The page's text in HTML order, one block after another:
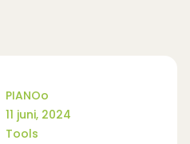
PIANOo
11 juni, 2024
Tools